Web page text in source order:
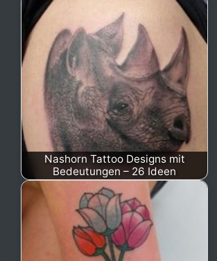
Nashorn Tattoo Designs mit
Bedeutungen – 26 Ideen